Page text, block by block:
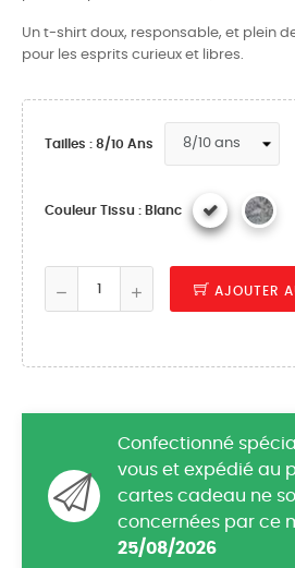
Un t-shirt doux, responsable, et plein
pour les esprits curieux et libres.
Tailles : 8/10 Ans
Couleur Tissu : Blanc
AJOUTER
Confectionné
vous et expédié au
cartes cadeau ne
concernées par ce
25/08/2026